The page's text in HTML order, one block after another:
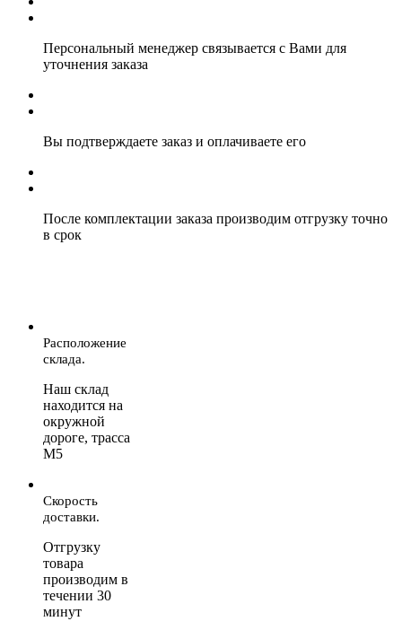
Персональный менеджер связывается с Вами для
уточнения заказа
Вы подтверждаете заказ и оплачиваете его
После комплектации заказа производим отгрузку точно
в срок
Расположение
склада.
Наш склад
находится на
окружной
дороге, трасса
М5
Скорость
доставки.
Отгрузку
товара
производим в
течении 30
минут